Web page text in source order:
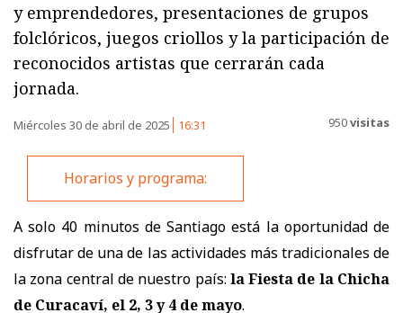
y emprendedores, presentaciones de grupos
folclóricos, juegos criollos y la participación de
reconocidos artistas que cerrarán cada
jornada.
Miércoles 30 de abril de 2025 16:31 950visitas
Horarios y programa:
A solo 40 minutos de Santiago está la oportunidad de
disfrutar de una de las actividades más tradicionales de
la zona central de nuestro país: la Fiesta de la Chicha
de Curacaví, el 2, 3 y 4 de mayo.